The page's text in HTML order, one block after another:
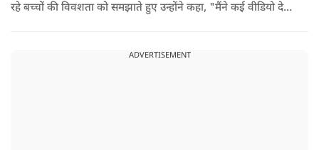
रहे बच्चों की विवशता को समझाते हुए उन्होंने कहा, "मैंने कई वीडियो देखे
यहां तक गंभीर हैं कि बच्चों के पास ऑनलाइन फूड नहीं जा पा रहा है. ऐसी
ADVERTISEMENT